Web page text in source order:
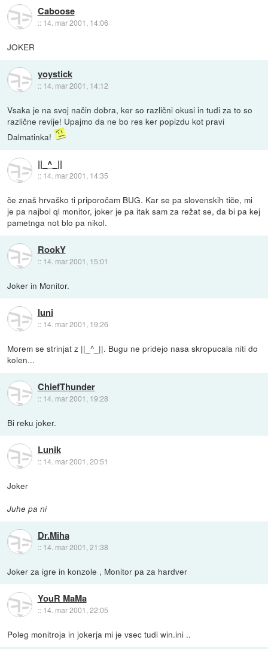
Caboose
:: 14. mar 2001, 14:06
JOKER
yoystick
:: 14. mar 2001, 14:12
Vsaka je na svoj način dobra, ker so različni okusi in tudi za to so
različne revije! Upajmo da ne bo res ker popizdu kot pravi
Dalmatinka!
||_^_||
:: 14. mar 2001, 14:35
če znaš hrvaško ti priporočam BUG. Kar se pa slovenskih tiče, mi
je pa najbol ql monitor, joker je pa itak sam za režat se, da bi pa kej
pametnga not blo pa nikol.
RookY
:: 14. mar 2001, 15:01
Joker in Monitor.
luni
:: 14. mar 2001, 19:26
Morem se strinjat z ||_^_||. Bugu ne pridejo nasa skropucala niti do
kolen...
ChiefThunder
:: 14. mar 2001, 19:28
Bi reku joker.
Lunik
:: 14. mar 2001, 20:51
Joker
Juhe pa ni
Dr.Miha
:: 14. mar 2001, 21:38
Joker za igre in konzole , Monitor pa za hardver
YouR MaMa
:: 14. mar 2001, 22:05
Poleg monitroja in jokerja mi je vsec tudi win.ini ..